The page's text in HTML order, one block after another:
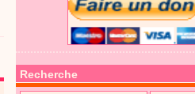
Recherche